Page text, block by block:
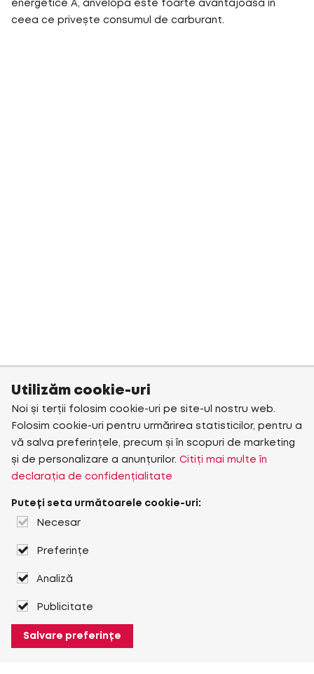
energetice A, anvelopa este foarte avantajoasă în
ceea ce privește consumul de carburant.
Utilizăm cookie-uri
Noi și terții folosim cookie-uri pe site-ul nostru web.
Folosim cookie-uri pentru urmărirea statisticilor, pentru a
vă salva preferințele, precum și în scopuri de marketing
și de personalizare a anunțurilor. Citiți mai multe în
declarația de confidențialitate
Puteți seta următoarele cookie-uri:
Necesar
Preferințe
Analiză
Publicitate
Salvare preferințe